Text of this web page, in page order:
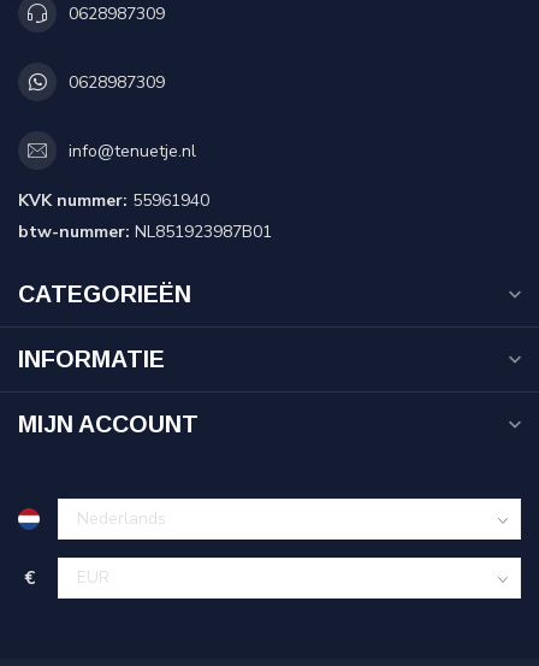
0628987309
0628987309
info@tenuetje.nl
KVK nummer: 55961940
btw-nummer: NL851923987B01
CATEGORIEËN
INFORMATIE
MIJN ACCOUNT
€